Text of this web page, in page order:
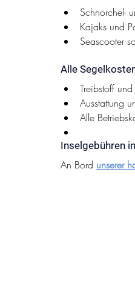
Schnorchel-
Kajaks und
Seascooter
Alle
Treibstoff
Ausstattung
Alle
Inselgebühren
An Bord unserer